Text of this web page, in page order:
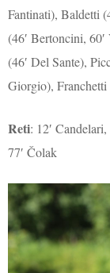
Fantinati), Baldetti
(46′ Bertoncini,
(46′ Del Sante),
Giorgio), Franchetti
Reti: 12′
77′ Čolak